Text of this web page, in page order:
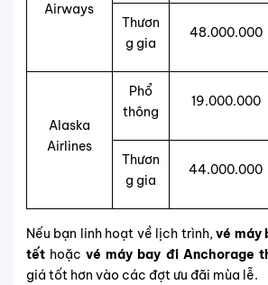
Airways
Thươn
g gia
48.000.000
Alaska
Airlines
Phổ
thông
19.000.000
Thươn
g gia
44.000.000
Nếu bạn linh hoạt về lịch trình,vé máy
tếthoặc vé máy bay đi Anchorage
giá tốt hơn vào các đợt ưu đãi mùa lễ.